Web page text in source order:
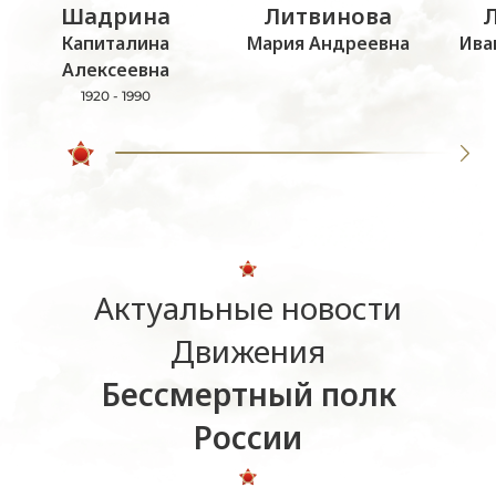
Шадрина
Капиталина
Алексеевна
1920 - 1990
Литвинова
Мария Андреевна
Актуальные новости
Движения
Бессмертный полк
России